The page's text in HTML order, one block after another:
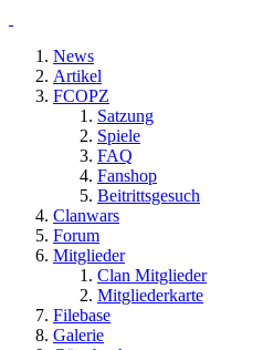
News
Artikel
FCOPZ
Satzung
Spiele
FAQ
Fanshop
Beitrittsgesuch
Clanwars
Forum
Mitglieder
Clan Mitglieder
Mitgliederkarte
Filebase
Galerie